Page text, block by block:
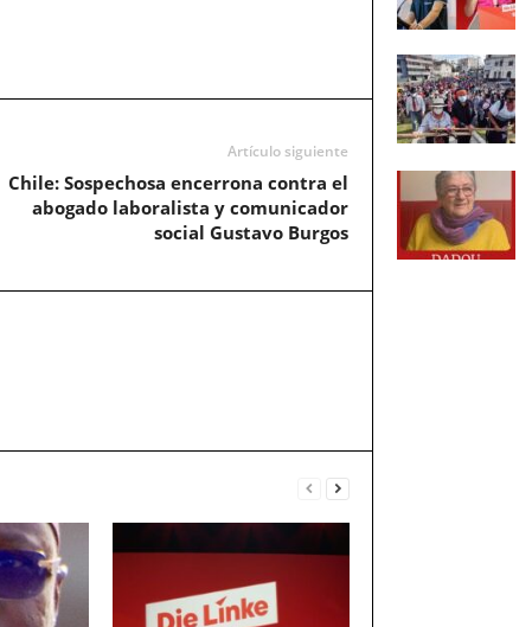
Artículo siguiente
Chile: Sospechosa encerrona contra el
abogado laboralista y comunicador
social Gustavo Burgos